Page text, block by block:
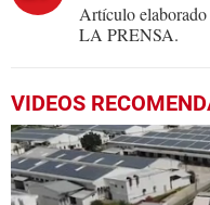
Artículo
LA PRENSA.
VIDEOS